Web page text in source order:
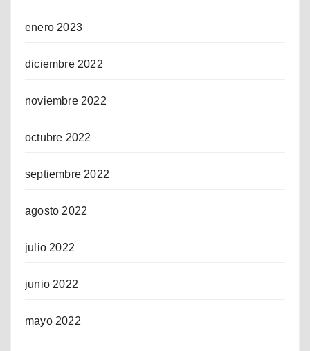
enero 2023
diciembre 2022
noviembre 2022
octubre 2022
septiembre 2022
agosto 2022
julio 2022
junio 2022
mayo 2022